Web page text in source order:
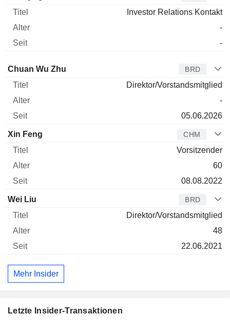
Investor Relations Kontakt
-
-
Verwaltungsratsmitglied
Chuan Wu Zhu BRD
Direktor/Vorstandsmitglied
-
05.06.2026
Xin Feng CHM
Vorsitzender
60
08.08.2022
Wei Liu BRD
Direktor/Vorstandsmitglied
48
22.06.2021
Mehr Insider
Letzte Insider-Transaktionen